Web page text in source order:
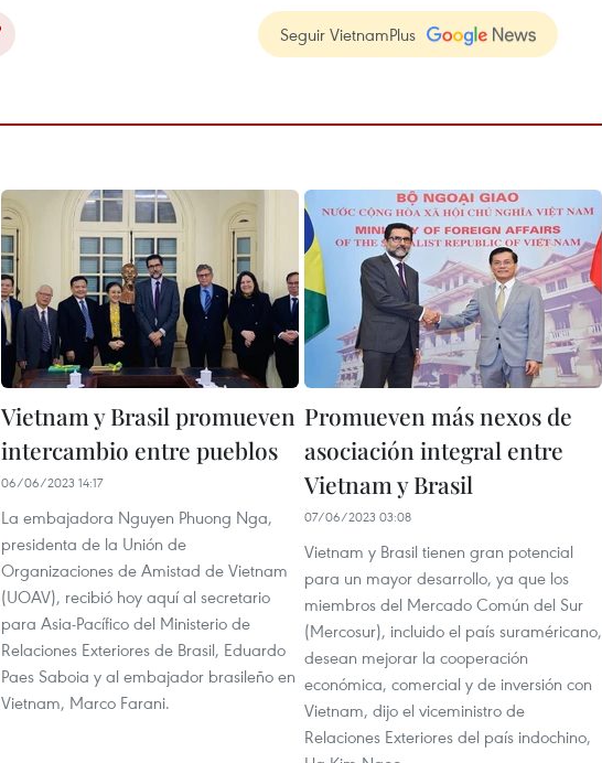
Seguir VietnamPlus
Vietnam y Brasil promueven
intercambio entre pueblos
06/06/2023 14:17
La embajadora Nguyen Phuong Nga,
presidenta de la Unión de
Organizaciones de Amistad de Vietnam
(UOAV), recibió hoy aquí al secretario
para Asia-Pacífico del Ministerio de
Relaciones Exteriores de Brasil, Eduardo
Paes Saboia y al embajador brasileño en
Vietnam, Marco Farani.
Promueven más nexos de
asociación integral entre
Vietnam y Brasil
07/06/2023 03:08
Vietnam y Brasil tienen gran potencial
para un mayor desarrollo, ya que los
miembros del Mercado Común del Sur
(Mercosur), incluido el país suraméricano,
desean mejorar la cooperación
económica, comercial y de inversión con
Vietnam, dijo el viceministro de
Relaciones Exteriores del país indochino,